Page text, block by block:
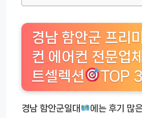
경남 함안군 프리
컨 에어컨 전문업체
트셀렉션
TOP 3
경남 함안군일대 에는 후기 많